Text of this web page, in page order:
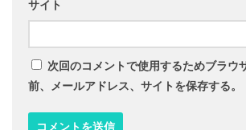
サイト
次回のコメントで使用するためブラウ
前、メールアドレス、サイトを保存する。